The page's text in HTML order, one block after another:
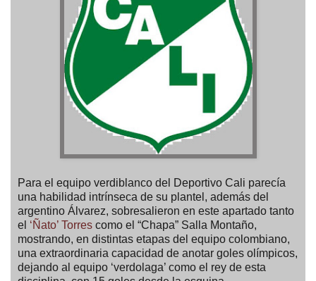
Para el equipo verdiblanco del Deportivo Cali parecía
una habilidad intrínseca de su plantel, además del
argentino Álvarez, sobresalieron en este apartado tanto
el ‘Ñato’ Torres como el “Chapa” Salla Montaño,
mostrando, en distintas etapas del equipo colombiano,
una extraordinaria capacidad de anotar goles olímpicos,
dejando al equipo ‘verdolaga’ como el rey de esta